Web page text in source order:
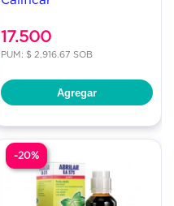
17.500
PUM: $ 2,916.67 SOB
Agregar
-20%